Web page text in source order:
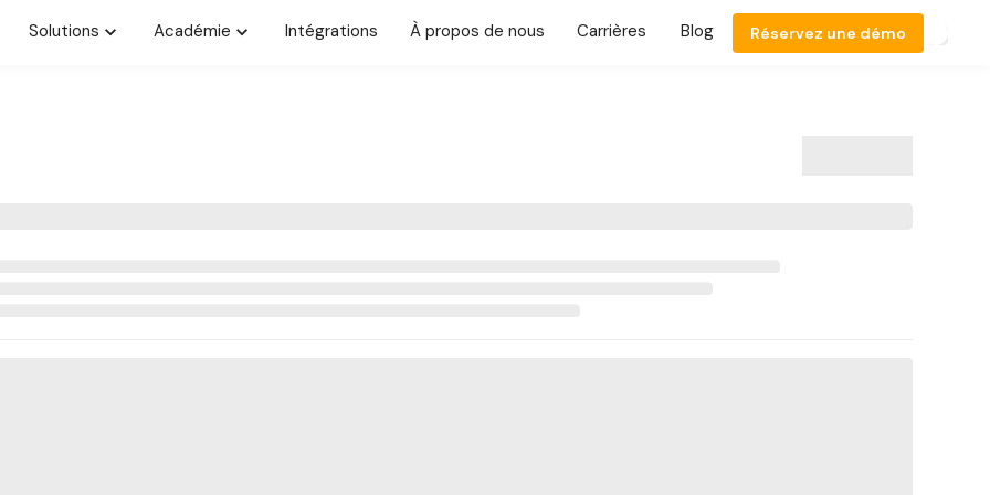
Solutions Académie Intégrations À propos de nous Carrières Blog Réservez une démo